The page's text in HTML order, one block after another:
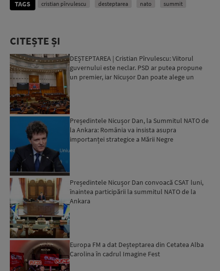
TAGS cristian pîrvulescu desteptarea nato summit
CITEȘTE ȘI
DEȘTEPTAREA | Cristian Pîrvulescu: Viitorul
guvernului este neclar. PSD ar putea propune
un premier, iar Nicușor Dan poate alege un
Președintele Nicușor Dan, la Summitul NATO de
la Ankara: România va insista asupra
importanței strategice a Mării Negre
Președintele Nicușor Dan convoacă CSAT luni,
înaintea participării la summitul NATO de la
Ankara
Europa FM a dat Deșteptarea din Cetatea Alba
Carolina în cadrul Imagine Fest